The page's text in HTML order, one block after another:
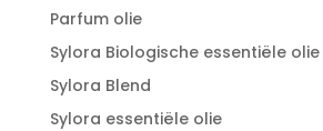
Parfum olie
Sylora Biologische essentiële olie
Sylora Blend
Sylora essentiële olie